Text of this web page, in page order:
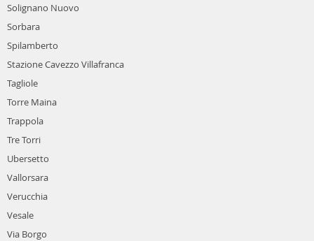
Solignano Nuovo
Sorbara
Spilamberto
Stazione Cavezzo Villafranca
Tagliole
Torre Maina
Trappola
Tre Torri
Ubersetto
Vallorsara
Verucchia
Vesale
Via Borgo